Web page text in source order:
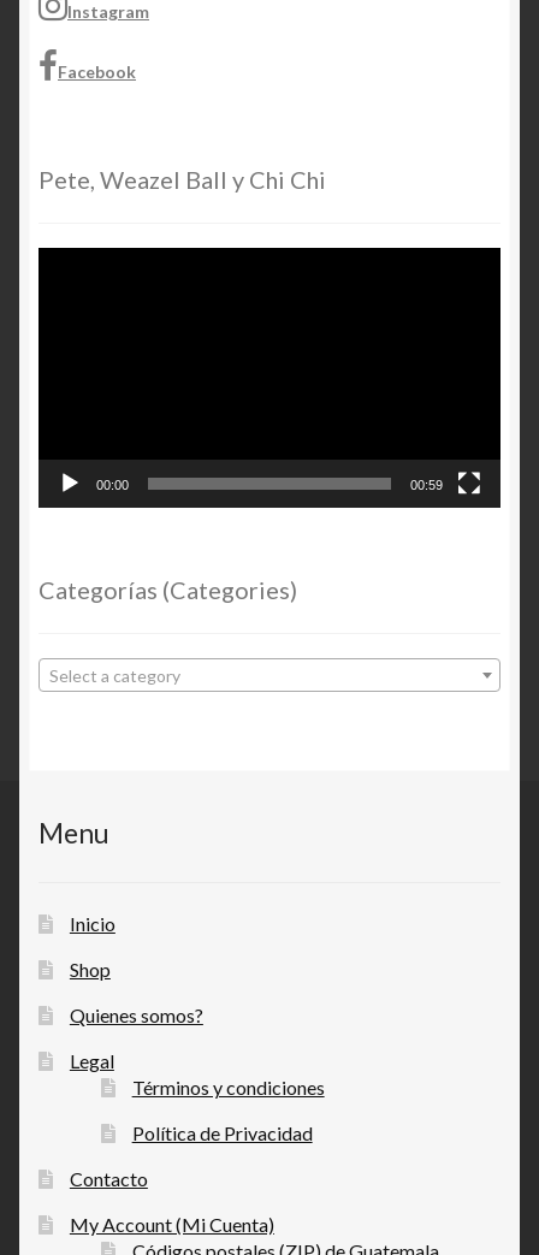
Instagram
Facebook
Pete, Weazel Ball y Chi Chi
00:00 00:59
Categorías (Categories)
Select a category
Menu
Inicio
Shop
Quienes somos?
Legal
Términos y condiciones
Política de Privacidad
Contacto
My Account (Mi Cuenta)